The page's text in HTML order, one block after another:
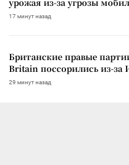
17 минут назад
Британские правые
Britain поссорились из-за
29 минут назад